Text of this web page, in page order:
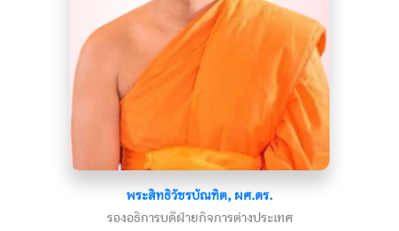
พระสิทธิวัชรบัณฑิต, ผศ.ดร.
รองอธิการบดีฝ่ายกิจการต่างประเทศ